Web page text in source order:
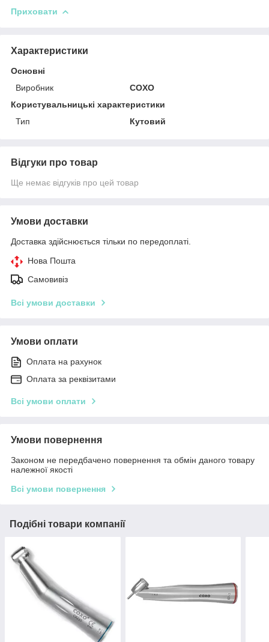
Приховати
Характеристики
Основні
Виробник
COXO
Користувальницькі характеристики
Тип
Кутовий
Відгуки про товар
Ще немає відгуків про цей товар
Умови доставки
Доставка здійснюється тільки по передоплаті.
Нова Пошта
Самовивіз
Всі умови доставки
Умови оплати
Оплата на рахунок
Оплата за реквізитами
Всі умови оплати
Умови повернення
Законом не передбачено повернення та обмін даного товару
належної якості
Всі умови повернення
Подібні товари компанії